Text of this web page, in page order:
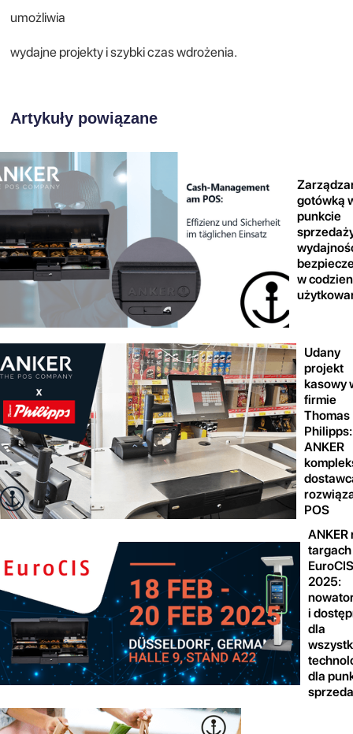
umożliwia
wydajne projekty i szybki czas wdrożenia.
Artykuły powiązane
gotówką
punkcie
w
Udany
projekt
kasowy
firmie
Thomas
Philipps:
ANKER
POS
ANKER
targach
EuroCIS
2025:
i
dla
dla